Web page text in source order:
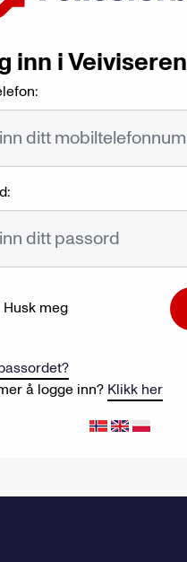
inn i Veiviseren
Husk meg
å logge inn? Klikk her